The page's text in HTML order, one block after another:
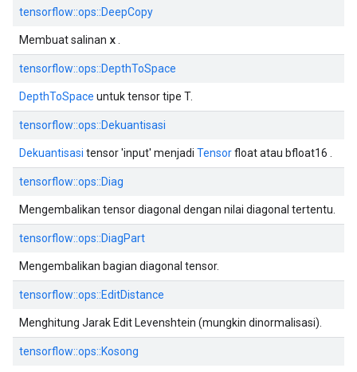
tensorflow::ops::DeepCopy
Membuat salinan x
tensorflow::ops::DepthToSpace
DepthToSpace untuk tensor tipe T.
tensorflow::ops::Dekuantisasi
Dekuantisasi tensor 'input' menjadi Tensorfloat atau bfloat16 .
tensorflow::ops::Diag
Mengembalikan tensor diagonal dengan nilai diagonal tertentu.
tensorflow::ops::DiagPart
Mengembalikan bagian diagonal tensor.
tensorflow::ops::EditDistance
Menghitung Jarak Edit Levenshtein (mungkin dinormalisasi).
tensorflow::ops::Kosong